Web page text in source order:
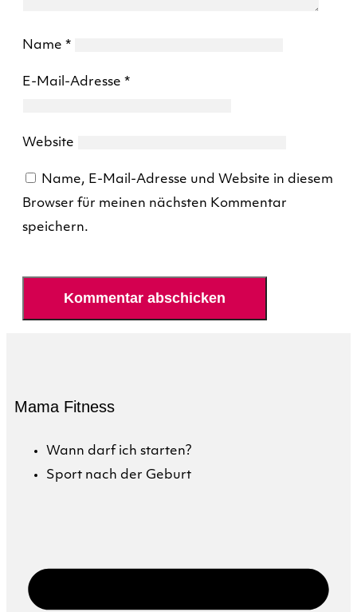
Name *
E-Mail-Adresse *
Website
Name, E-Mail-Adresse und Website in diesem
Browser für meinen nächsten Kommentar
speichern.
Mama Fitness
Wann darf ich starten?
Sport nach der Geburt